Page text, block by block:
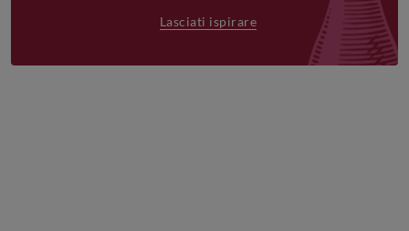
Lasciati ispirare